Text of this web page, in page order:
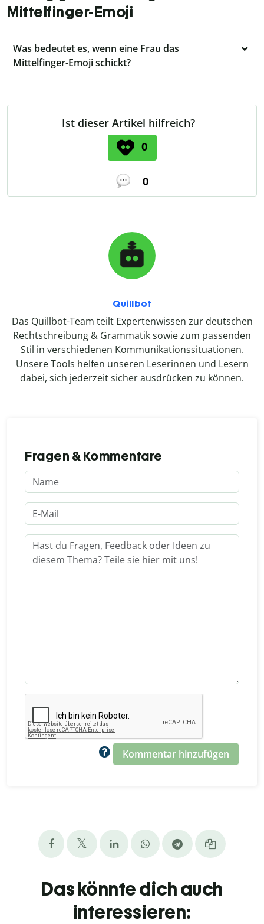
Mittelfinger-Emoji
Was bedeutet es, wenn eine Frau das
Mittelfinger-Emoji schickt?
Ist dieser Artikel hilfreich?
0
0
Quillbot
Das Quillbot-Team teilt Expertenwissen zur deutschen
Rechtschreibung & Grammatik sowie zum passenden
Stil in verschiedenen Kommunikationssituationen.
Unsere Tools helfen unseren Leserinnen und Lesern
dabei, sich jederzeit sicher ausdrücken zu können.
Fragen & Kommentare
Kommentar hinzufügen
Das könnte dich auch
interessieren: